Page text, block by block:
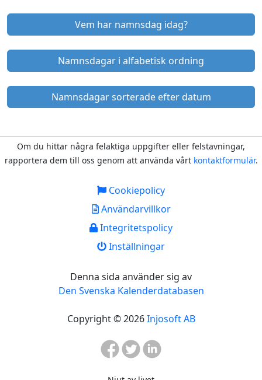
Vem har namnsdag idag?
Namnsdagar i alfabetisk ordning
Namnsdagar sorterade efter datum
Om du hittar några felaktiga uppgifter eller felstavningar,
rapportera dem till oss genom att använda vårt kontaktformulär.
Cookiepolicy
Användarvillkor
Integritetspolicy
Inställningar
Denna sida använder sig av
Den Svenska Kalenderdatabasen
Copyright © 2026Injosoft AB